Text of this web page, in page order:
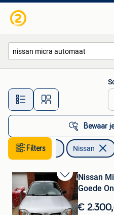
Alle
Bewaar
Filters
Auto's Nissan
Bewaren
in
Mijn
Favorieten
Nissan
Goede
€